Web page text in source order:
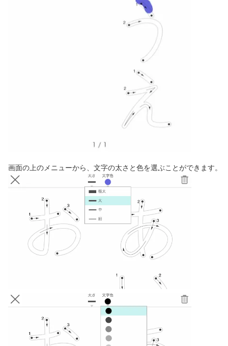
画面の上のメニューから、文字の太さと色を選ぶことができます。